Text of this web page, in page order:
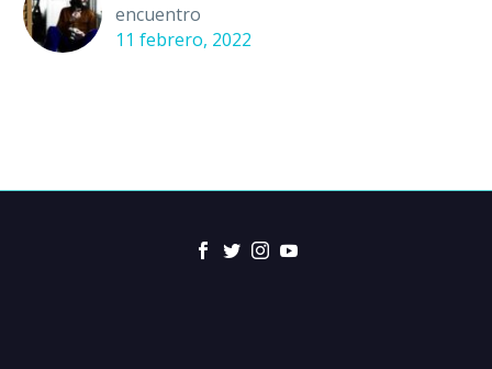
encuentro
11 febrero, 2022